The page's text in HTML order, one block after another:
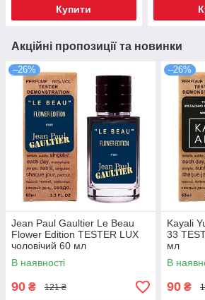
Купити
Акційні пропозиції та новинки
–26%
Jean Paul Gaultier Le Beau
Flower Edition TESTER LUX
чоловічий 60 мл
В наявності
90 ₴ 121 ₴
–26%
Kayali
33
мл
В
90 ₴